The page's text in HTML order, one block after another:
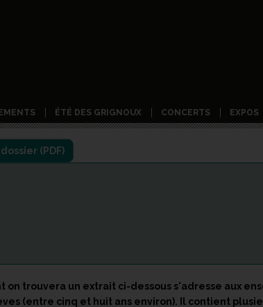
ÉTÉ DES GRIGNOUX CONCERTS EXPOS
on trouvera un extrait ci-dessous s'adresse aux
(entre cinq et huit ans environ). Il contient